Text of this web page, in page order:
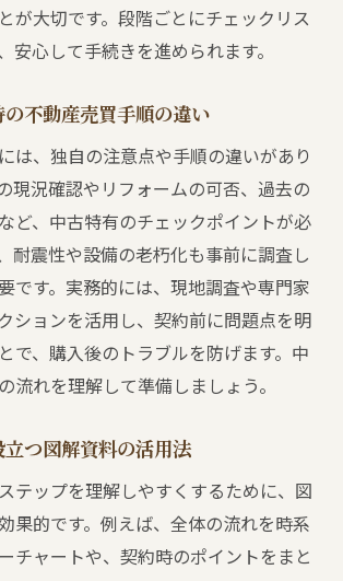
線での不動産売買手順の進め方
必要な不動産売買の流れの知識
問を解消する不動産売買の流れ
知っておきたい重要事項
売買契約当日の流れを事前に確認
日に押さえる不動産売買の重要事項
売買契約当日の注意ポイント解説
日の不動産売買で気を付けたい手順
のトラブル回避と不動産売買の流
期間や司法書士の役割も解説
買にかかる期間と手続きの流れ
士が担う不動産売買の重要な役割
売買の流れにおける期間の目安
が大切です。段階ごとにチェックリス
安心して手続きを進められます。
不動産売買手順の違い
は、独自の注意点や手順の違いがあり
現況確認やリフォームの可否、過去の
ど、中古特有のチェックポイントが必
耐震性や設備の老朽化も事前に調査し
です。実務的には、現地調査や専門家
ションを活用し、契約前に問題点を明
で、購入後のトラブルを防げます。中
流れを理解して準備しましょう。
つ図解資料の活用法
テップを理解しやすくするために、図
果的です。例えば、全体の流れを時系
チャートや、契約時のポイントをまと